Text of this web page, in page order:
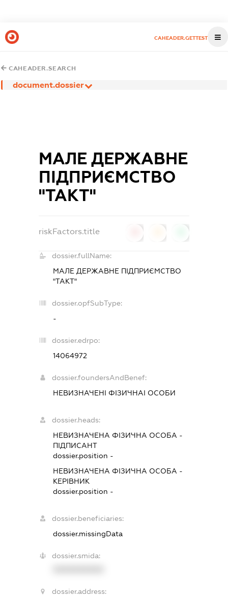
CAHEADER.GETTEST
CAHEADER.SEARCH
document.dossier
МАЛЕ ДЕРЖАВНЕ
ПІДПРИЄМСТВО
"ТАКТ"
riskFactors.title
dossier.fullName:
МАЛЕ ДЕРЖАВНЕ ПІДПРИЄМСТВО
"ТАКТ"
dossier.opfSubType:
-
dossier.edrpo:
14064972
dossier.foundersAndBenef:
НЕВИЗНАЧЕНІ ФІЗИЧНАІ ОСОБИ
dossier.heads:
НЕВИЗНАЧЕНА ФІЗИЧНА ОСОБА -
ПІДПИСАНТ
dossier.position -
НЕВИЗНАЧЕНА ФІЗИЧНА ОСОБА -
КЕРІВНИК
dossier.position -
dossier.beneficiaries:
dossier.missingData
dossier.smida:
dossier.address: